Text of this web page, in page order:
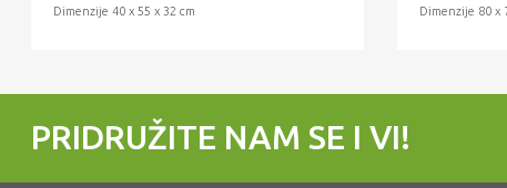
Dimenzije 40 x 55 x 32 cm Dimenzije 80 x
PRIDRUŽITE NAM SE I VI!